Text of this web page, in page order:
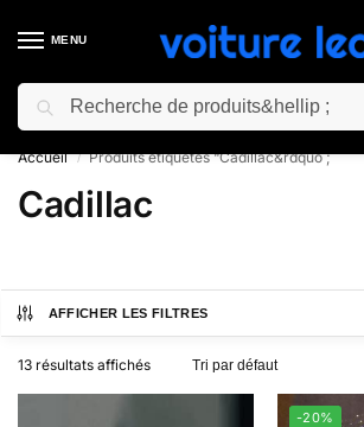
MENU
⚡ 10% de réduction pour les nouveaux clients
Accueil / Produits étiquetés “Cadillac&rdquo ;
Cadillac
AFFICHER LES FILTRES
13 résultats affichés
-20%